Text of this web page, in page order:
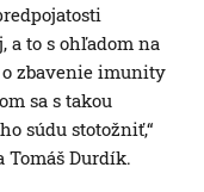
a to s ohľadom na
zbavenie imunity
sa s takou
súdu stotožniť,“
Tomáš Durdík.